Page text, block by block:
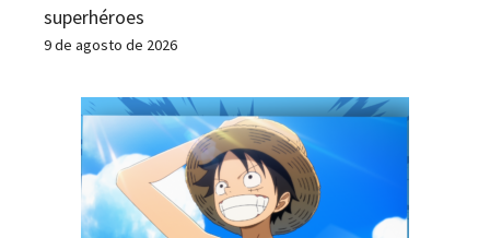
superhéroes
9 de agosto de 2026